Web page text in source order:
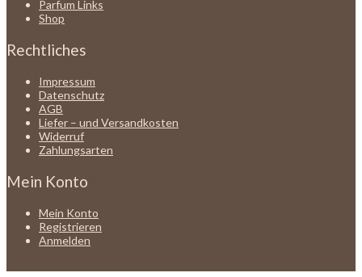
Parfum Links
Shop
Rechtliches
Impressum
Datenschutz
AGB
Liefer – und Versandkosten
Widerruf
Zahlungsarten
Mein Konto
Mein Konto
Registrieren
Anmelden